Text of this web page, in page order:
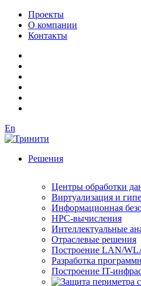
Проекты
О компании
Контакты
En
Решения
Центры обработки
Виртуализация и
Информационная
HPC-вычисления
Интеллектуальные
Отраслевые решения
Построение LAN/
Разработка
Построение IT-